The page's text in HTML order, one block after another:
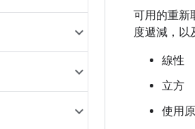
可用的重新
度遞減，以
線性
立方
使用